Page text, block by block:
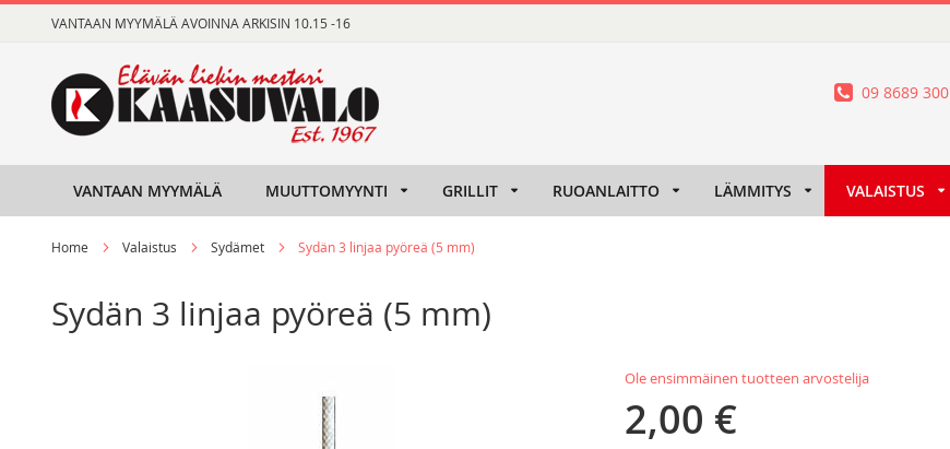
to
VANTAAN MYYMÄLÄ AVOINNA ARKISIN 10.15 -16
09 8689 300
VANTAAN MYYMÄLÄ MUUTTOMYYNTI GRILLIT RUOANLAITTO LÄMMITYS VALAISTUS
Home Valaistus Sydämet Sydän 3 linjaa pyöreä (5 mm)
Sydän 3 linjaa pyöreä (5 mm)
Ole ensimmäinen tuotteen arvostelija
Tarjoushinta
2,00 €